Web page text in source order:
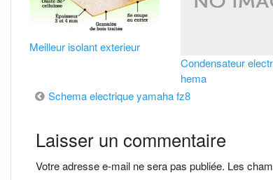
Meilleur isolant exterieur
Condensateur
hema
Navigation
de
l’article
Schema electrique yamaha fz8
Laisser un commentaire
Votre adresse e-mail ne sera pas publiée. Les